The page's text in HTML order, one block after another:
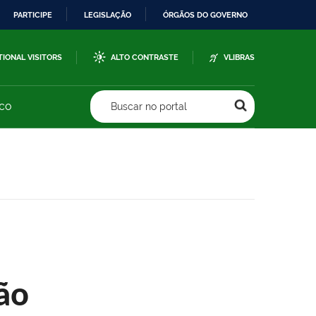
PARTICIPE LEGISLAÇÃO ÓRGÃOS DO GOVERNO
VISITORS ALTO CONTRASTE VLIBRAS
Buscar no portal